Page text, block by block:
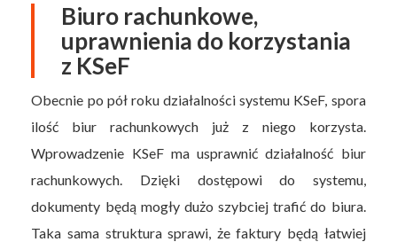
Biuro rachunkowe,
uprawnienia do korzystania
z KSeF
Obecnie po pół roku działalności systemu KSeF, spora
ilość biur rachunkowych już z niego korzysta.
Wprowadzenie KSeF ma usprawnić działalność biur
rachunkowych. Dzięki dostępowi do systemu,
dokumenty będą mogły dużo szybciej trafić do biura.
Taka sama struktura sprawi, że faktury będą łatwiej